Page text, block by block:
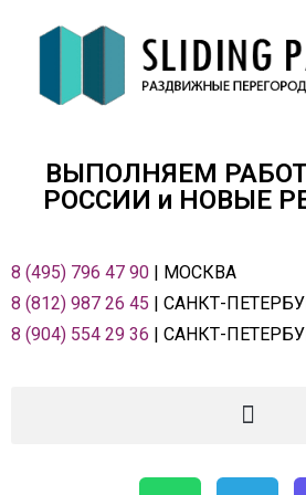
ВЫПОЛНЯЕМ
РОСCИИ и НОВЫЕ
8 (495) 796 47 90 | МОСКВА
8 (812) 987 26 45 | САНКТ-
8 (904) 554 29 36 | САНКТ-